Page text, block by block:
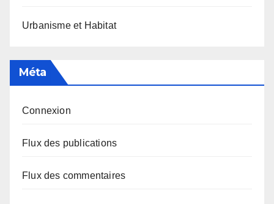
Urbanisme et Habitat
Méta
Connexion
Flux des publications
Flux des commentaires